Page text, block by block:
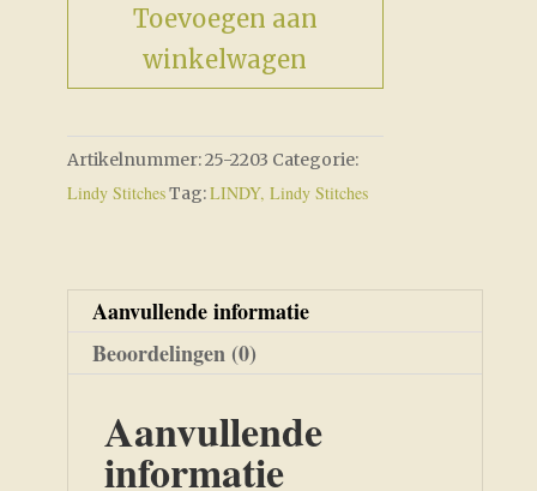
Toevoegen aan
winkelwagen
Artikelnummer:25-2203 Categorie:
Lindy StitchesTag:LINDY, Lindy Stitches
Aanvullende informatie
Beoordelingen (0)
Aanvullende
informatie